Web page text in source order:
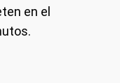
en el